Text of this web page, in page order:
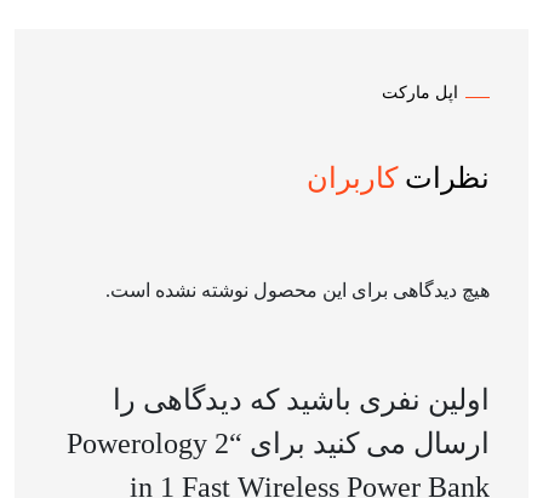
اپل مارکت
نظراتکاربران
هیچ دیدگاهی برای این محصول نوشته نشده است.
اولین نفری باشید که دیدگاهی را
ارسال می کنید برای “Powerology 2
in 1 Fast Wireless Power Bank